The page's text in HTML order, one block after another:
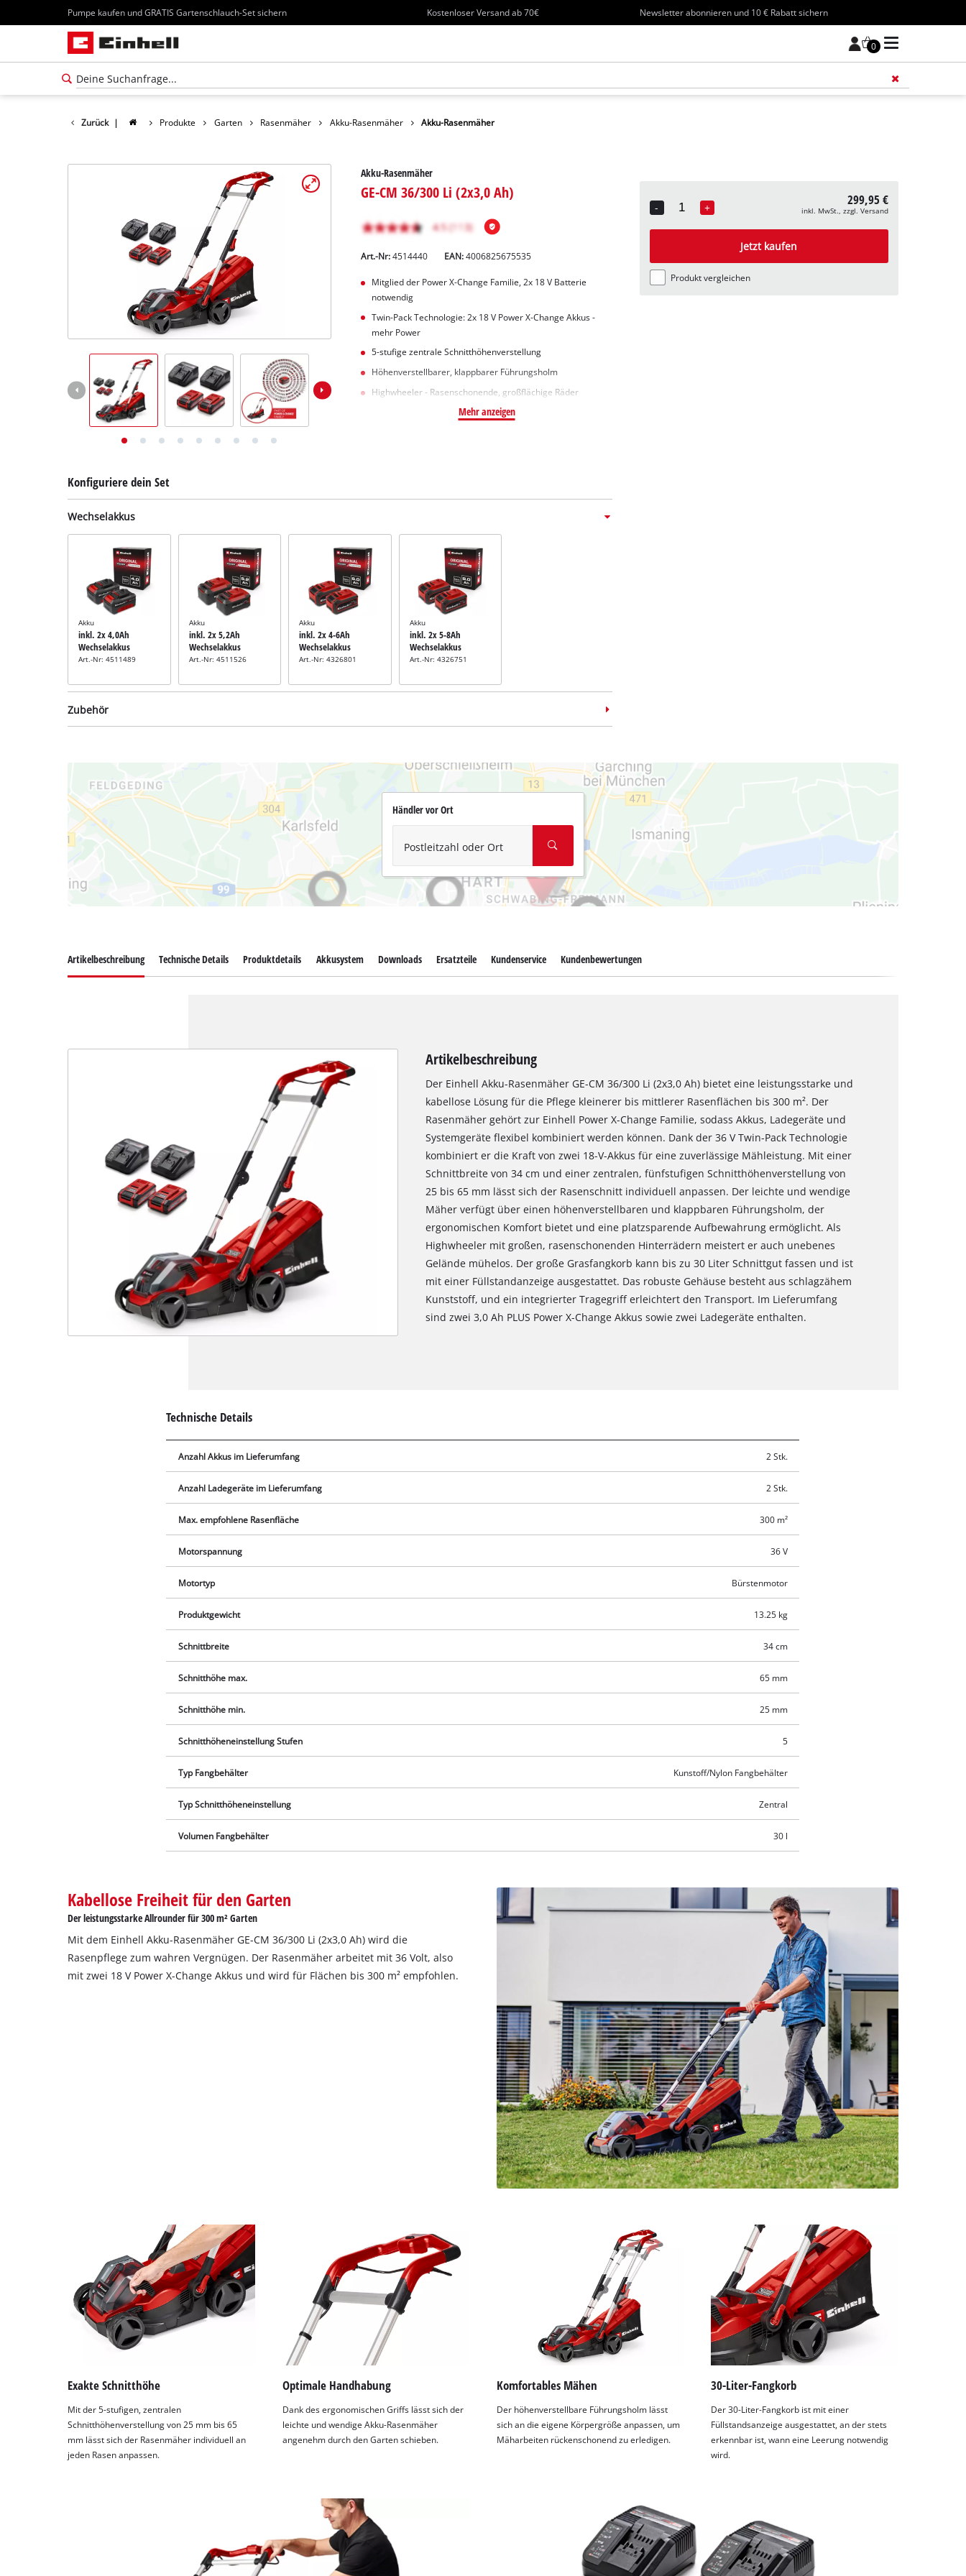
Pumpe kaufen und GRATIS Gartenschlauch-Set sichern Kostenloser Versand ab 70€ Newsletter abonnieren und 10 € Rabatt sichern
0
Zurück | Produkte Garten Rasenmäher Akku-Rasenmäher Akku-Rasenmäher
Akku-Rasenmäher
GE-CM 36/300 Li (2x3,0 Ah)
Art.-Nr:4514440 EAN:4006825675535
Mitglied der Power X-Change Familie, 2x 18 V Batterie
notwendig
Twin-Pack Technologie: 2x 18 V Power X-Change Akkus -
mehr Power
5-stufige zentrale Schnitthöhenverstellung
Höhenverstellbarer, klappbarer Führungsholm
Highwheeler - Rasenschonende, großflächige Räder
Mehr anzeigen
Konfiguriere dein Set
Wechselakkus
Akku
inkl. 2x 4,0Ah
Wechselakkus
Art.-Nr: 4511489
Akku
inkl. 2x 5,2Ah
Wechselakkus
Art.-Nr: 4511526
Akku
inkl. 2x 4-6Ah
Wechselakkus
Art.-Nr: 4326801
Akku
inkl. 2x 5-8Ah
Wechselakkus
Art.-Nr: 4326751
Zubehör
Rasenmäher-Messer
inkl. Ersatzmesser
Art.-Nr: 3405452
-
Quantity
+ 299,95 €
inkl. MwSt., zzgl. Versand
Jetzt kaufen
Produkt vergleichen
Händler vor Ort
Postleitzahl oder Ort
to trackers that are not disclosed to the
the site with their CMP to add this content
Artikelbeschreibung Technische Details Produktdetails Akkusystem Downloads Ersatzteile Kundenservice Kundenbewertungen
Artikelbeschreibung
Der Einhell Akku-Rasenmäher GE-CM 36/300 Li (2x3,0 Ah) bietet eine leistungsstarke und
kabellose Lösung für die Pflege kleinerer bis mittlerer Rasenflächen bis 300 m². Der
Rasenmäher gehört zur Einhell Power X-Change Familie, sodass Akkus, Ladegeräte und
Systemgeräte flexibel kombiniert werden können. Dank der 36 V Twin-Pack Technologie
kombiniert er die Kraft von zwei 18-V-Akkus für eine zuverlässige Mähleistung. Mit einer
Schnittbreite von 34 cm und einer zentralen, fünfstufigen Schnitthöhenverstellung von
25 bis 65 mm lässt sich der Rasenschnitt individuell anpassen. Der leichte und wendige
Mäher verfügt über einen höhenverstellbaren und klappbaren Führungsholm, der
ergonomischen Komfort bietet und eine platzsparende Aufbewahrung ermöglicht. Als
Highwheeler mit großen, rasenschonenden Hinterrädern meistert er auch unebenes
Gelände mühelos. Der große Grasfangkorb kann bis zu 30 Liter Schnittgut fassen und ist
mit einer Füllstandanzeige ausgestattet. Das robuste Gehäuse besteht aus schlagzähem
Kunststoff, und ein integrierter Tragegriff erleichtert den Transport. Im Lieferumfang
sind zwei 3,0 Ah PLUS Power X-Change Akkus sowie zwei Ladegeräte enthalten.
Technische Details
Anzahl Akkus im Lieferumfang 2 Stk.
Anzahl Ladegeräte im Lieferumfang 2 Stk.
Max. empfohlene Rasenfläche 300 m²
Motorspannung 36 V
Motortyp Bürstenmotor
Produktgewicht 13.25 kg
Schnittbreite 34 cm
Schnitthöhe max. 65 mm
Schnitthöhe min. 25 mm
Schnitthöheneinstellung Stufen 5
Typ Fangbehälter Kunstoff/Nylon Fangbehälter
Typ Schnitthöheneinstellung Zentral
Volumen Fangbehälter 30 l
Kabellose Freiheit für den Garten
Der leistungsstarke Allrounder für 300 m² Garten
Mit dem Einhell Akku-Rasenmäher GE-CM 36/300 Li (2x3,0 Ah) wird die
Rasenpflege zum wahren Vergnügen. Der Rasenmäher arbeitet mit 36 Volt, also
mit zwei 18 V Power X-Change Akkus und wird für Flächen bis 300 m² empfohlen.
Exakte Schnitthöhe
Mit der 5-stufigen, zentralen
Schnitthöhenverstellung von 25 mm bis 65
mm lässt sich der Rasenmäher individuell an
jeden Rasen anpassen.
Optimale Handhabung
Dank des ergonomischen Griffs lässt sich der
leichte und wendige Akku-Rasenmäher
angenehm durch den Garten schieben.
Komfortables Mähen
Der höhenverstellbare Führungsholm lässt
sich an die eigene Körpergröße anpassen, um
Mäharbeiten rückenschonend zu erledigen.
30-Liter-Fangkorb
Der 30-Liter-Fangkorb ist mit einer
Füllstandsanzeige ausgestattet, an der stets
erkennbar ist, wann eine Leerung notwendig
wird.